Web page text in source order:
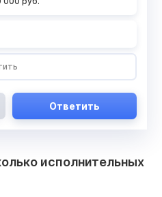
Ответить
исполнительных